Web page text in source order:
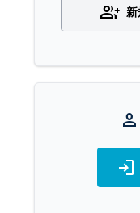
group_add
person
login